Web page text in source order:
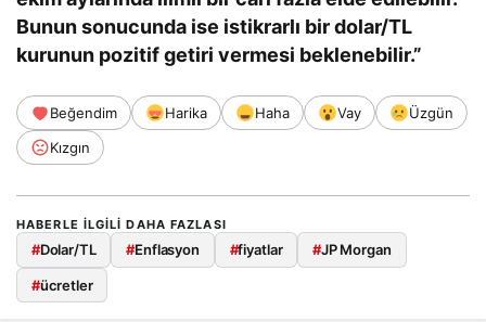
Bunun sonucunda ise istikrarlı bir dolar/TL
kurunun pozitif getiri vermesi beklenebilir.”
Beğendim Harika Haha Vay
Üzgün
Kızgın
HABERLE ILGILI DAHA FAZLASI
#Dolar/TL #Enflasyon #fiyatlar #JP Morgan
#ücretler